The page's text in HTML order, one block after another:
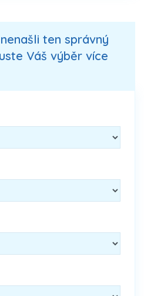
ten správný
Váš výběr více